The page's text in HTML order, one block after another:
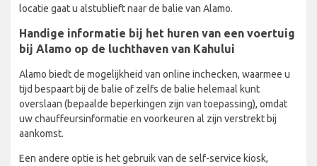
locatie gaat u alstublieft naar de balie van Alamo.
Handige informatie bij het huren van een voertuig
bij Alamo op de luchthaven van Kahului
Alamo biedt de mogelijkheid van online inchecken, waarmee u
tijd bespaart bij de balie of zelfs de balie helemaal kunt
overslaan (bepaalde beperkingen zijn van toepassing), omdat
uw chauffeursinformatie en voorkeuren al zijn verstrekt bij
aankomst.
Een andere optie is het gebruik van de self-service kiosk,